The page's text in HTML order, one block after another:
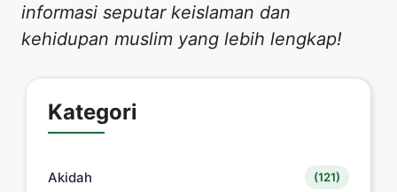
informasi seputar keislaman dan
kehidupan muslim yang lebih lengkap!
Kategori
Akidah (121)